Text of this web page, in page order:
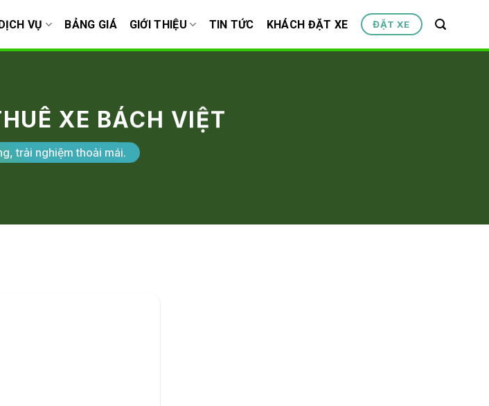
VỤ BẢNG GIÁ GIỚI THIỆU TIN TỨC KHÁCH ĐẶT XE ĐẶT XE
XE BÁCH VIỆT
trải nghiệm thoải mái.